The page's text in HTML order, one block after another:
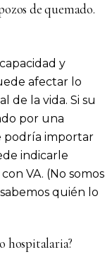
de quemado.
y
afectar lo
de la vida. Si su
por una
podría importar
indicarle
VA. (No somos
quién lo
hospitalaria?